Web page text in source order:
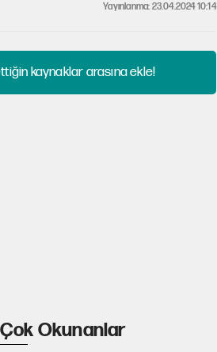
Yayınlanma: 23.04.2024 10:14
kaynaklar arasına ekle!
Çok Okunanlar